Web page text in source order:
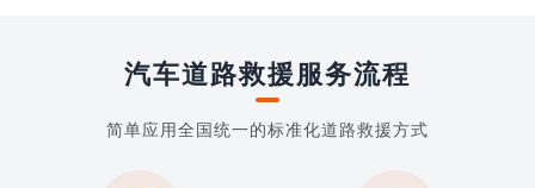
汽车道路救援服务流程
简单应用全国统一的标准化道路救援方式